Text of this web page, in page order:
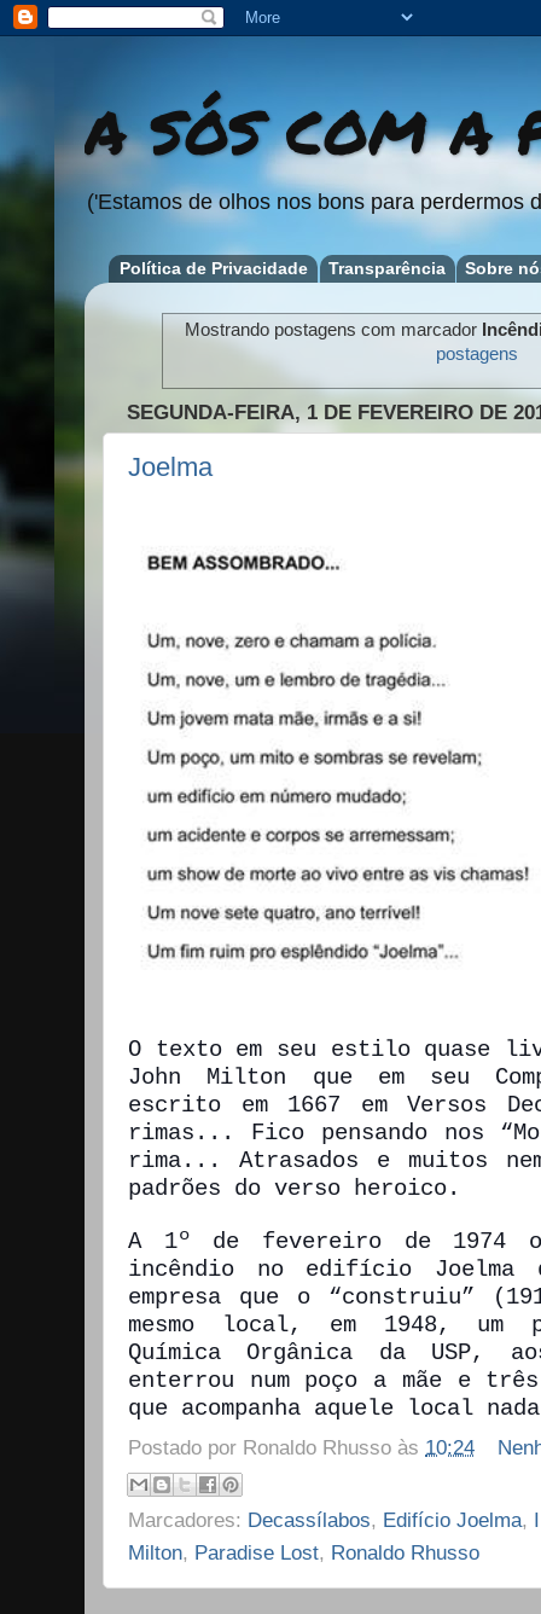
A SÓS COM A
('Estamos de olhos nos bons para perdermos
Política de Privacidade Transparência Sobre
Mostrando postagens com marcador
postagens
SEGUNDA-FEIRA, 1 DE FEVEREIRO DE
Joelma
O texto em seu estilo quase
John Milton que em seu
escrito em 1667 em Versos
rimas... Fico pensando nos
rima... Atrasados e muitos
padrões do verso heroico.
A 1º de fevereiro de 1974
incêndio no edifício Joelma
empresa que o “construiu”
mesmo local, em 1948, um
Química Orgânica da USP,
enterrou num poço a mãe e
que acompanha aquele local
Postado por Ronaldo Rhusso às 10:24
Marcadores: Decassílabos, Edifício Joelma,
Milton, Paradise Lost, Ronaldo Rhusso